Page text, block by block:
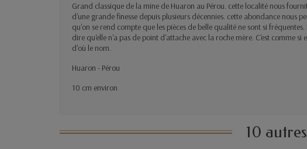
Grand classique de la mine de Huaron au Pérou. cette localité nous
d'une grande finesse depuis plusieurs décennies. cette abondance nous
qu'on se rend compte que les pièces de belle qualité ne sont si fréquentes.
dire qu'elle n'a pas de point d'attache avec la roche mère. C'est comme si
d'où le nom.
Huaron - Pérou
10 cm environ
10